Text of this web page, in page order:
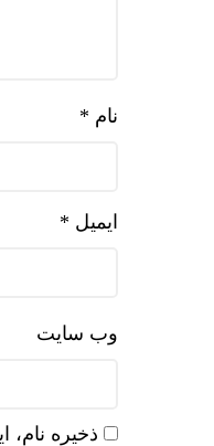
نام *
ایمیل *
وب‌ سایت
ذخیره